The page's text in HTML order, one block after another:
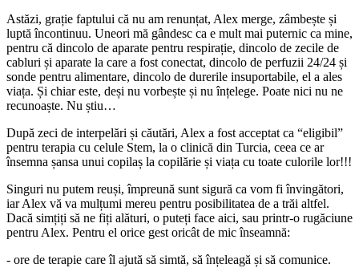
Astăzi, grație faptului că nu am renunțat, Alex merge, zâmbește și
luptă încontinuu. Uneori mă gândesc ca e mult mai puternic ca mine,
pentru că dincolo de aparate pentru respirație, dincolo de zecile de
cabluri și aparate la care a fost conectat, dincolo de perfuzii 24/24 și
sonde pentru alimentare, dincolo de durerile insuportabile, el a ales
viața. Și chiar este, deși nu vorbește și nu înțelege. Poate nici nu ne
recunoaște. Nu știu…
După zeci de interpelări și căutări, Alex a fost acceptat ca “eligibil”
pentru terapia cu celule Stem, la o clinică din Turcia, ceea ce ar
însemna șansa unui copilaș la copilărie și viața cu toate culorile lor!!!
Singuri nu putem reuși, împreună sunt sigură ca vom fi învingători,
iar Alex vă va mulțumi mereu pentru posibilitatea de a trăi altfel.
Dacă simțiți să ne fiți alături, o puteți face aici, sau printr-o rugăciune
pentru Alex. Pentru el orice gest oricât de mic înseamnă:
- ore de terapie care îl ajută să simtă, să înțeleagă și să comunice.